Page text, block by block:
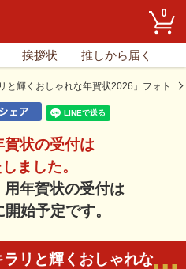
0
挨拶状 推しから届く
と輝くおしゃれな年賀状2026」フォト
状の受付は
ました。
年賀状の受付は
始予定です。
リと輝くおしゃれな